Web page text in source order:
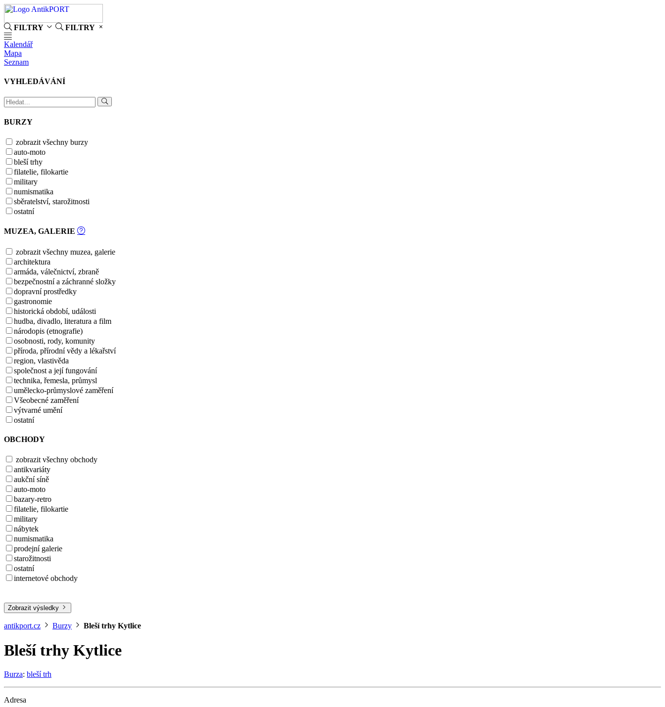
FILTRY
FILTRY
Kalendář
Mapa
Seznam
VYHLEDÁVÁNÍ
BURZY
zobrazit všechny burzy
auto-moto
bleší trhy
filatelie, filokartie
military
numismatika
sběratelství, starožitnosti
ostatní
MUZEA, GALERIE
zobrazit všechny muzea, galerie
architektura
armáda, válečnictví, zbraně
bezpečnostní a záchranné složky
dopravní prostředky
gastronomie
historická období, události
hudba, divadlo, literatura a film
národopis (etnografie)
osobnosti, rody, komunity
příroda, přírodní vědy a lékařství
region, vlastivěda
společnost a její fungování
technika, řemesla, průmysl
umělecko-průmyslové zaměření
Všeobecné zaměření
výtvarné umění
ostatní
OBCHODY
zobrazit všechny obchody
antikvariáty
aukční síně
auto-moto
bazary-retro
filatelie, filokartie
military
nábytek
numismatika
prodejní galerie
starožitnosti
ostatní
internetové obchody
Zobrazit výsledky
antikport.cz Burzy Bleší trhy Kytlice
Bleší trhy Kytlice
Burza: bleší trh
Adresa